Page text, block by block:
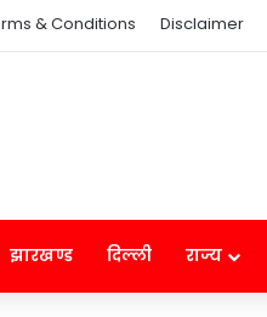
& Conditions Disclaimer
झारखण्ड दिल्ली राज्य